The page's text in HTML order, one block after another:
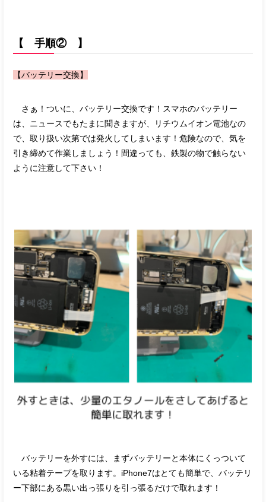
【 手順② 】
【バッテリー交換】
さぁ！ついに、バッテリー交換です！スマホのバッテリー
は、ニュースでもたまに聞きますが、リチウムイオン電池なの
で、取り扱い次第では発火してしまいます！危険なので、気を
引き締めて作業しましょう！間違っても、鉄製の物で触らない
ように注意して下さい！
バッテリーを外すには、まずバッテリーと本体にくっついて
いる粘着テープを取ります。iPhone7はとても簡単で、バッテリ
ー下部にある黒い出っ張りを引っ張るだけで取れます！